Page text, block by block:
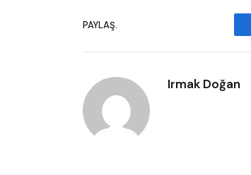
PAYLAŞ.
Irmak Doğan